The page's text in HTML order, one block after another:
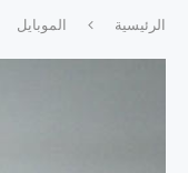
الرئيسية الموبايل